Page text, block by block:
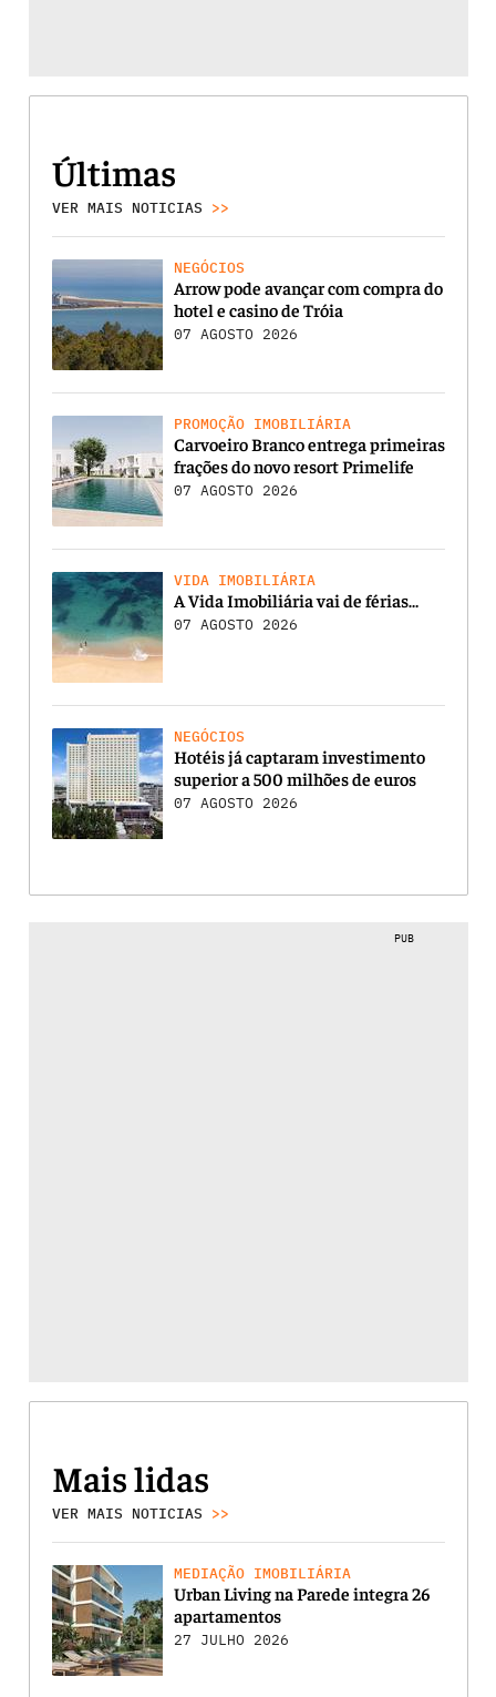
Últimas
VER MAIS NOTICIAS >>
NEGÓCIOS
Arrow pode avançar com compra do
hotel e casino de Tróia
07 AGOSTO 2026
PROMOÇÃO IMOBILIÁRIA
Carvoeiro Branco entrega primeiras
frações do novo resort Primelife
07 AGOSTO 2026
VIDA IMOBILIÁRIA
A Vida Imobiliária vai de férias…
07 AGOSTO 2026
NEGÓCIOS
Hotéis já captaram investimento
superior a 500 milhões de euros
07 AGOSTO 2026
PUB
Mais lidas
VER MAIS NOTICIAS >>
MEDIAÇÃO IMOBILIÁRIA
Urban Living na Parede integra 26
apartamentos
27 JULHO 2026